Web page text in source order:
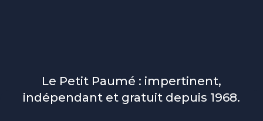
Le Petit Paumé : impertinent,
indépendant et gratuit depuis 1968.